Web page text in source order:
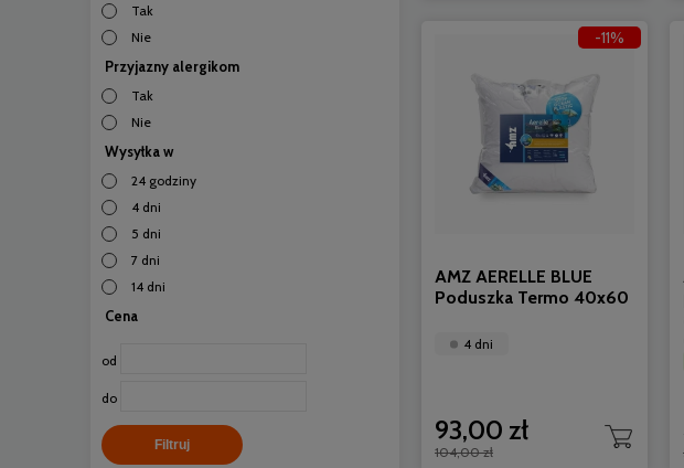
Tak
Nie
Przyjazny alergikom
Tak
Nie
Wysyłka w
24 godziny
4 dni
5 dni
7 dni
14 dni
Cena
od
do
Filtruj
AMZ AERELLE BLUE
Poduszka Termo 40x60
4 dni
93,00 zł
104,00 zł
-11%